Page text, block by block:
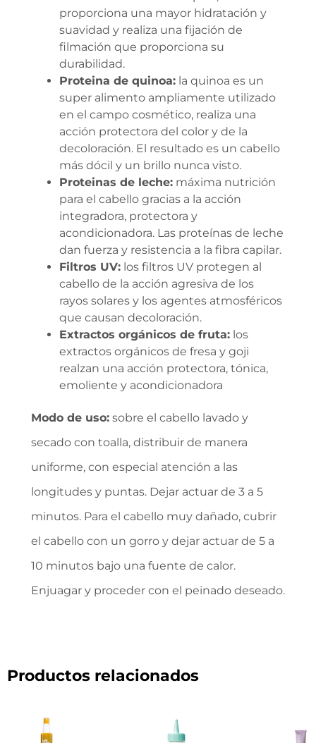
proporciona una mayor hidratación y
suavidad y realiza una fijación de
filmación que proporciona su
durabilidad.
Proteina de quinoa: la quinoa es un
super alimento ampliamente utilizado
en el campo cosmético, realiza una
acción protectora del color y de la
decoloración. El resultado es un cabello
más dócil y un brillo nunca visto.
Proteinas de leche: máxima nutrición
para el cabello gracias a la acción
integradora, protectora y
acondicionadora. Las proteínas de leche
dan fuerza y resistencia a la fibra capilar.
Filtros UV: los filtros UV protegen al
cabello de la acción agresiva de los
rayos solares y los agentes atmosféricos
que causan decoloración.
Extractos orgánicos de fruta: los
extractos orgánicos de fresa y goji
realzan una acción protectora, tónica,
emoliente y acondicionadora
Modo de uso: sobre el cabello lavado y
secado con toalla, distribuir de manera
uniforme, con especial atención a las
longitudes y puntas. Dejar actuar de 3 a 5
minutos. Para el cabello muy dañado, cubrir
el cabello con un gorro y dejar actuar de 5 a
10 minutos bajo una fuente de calor.
Enjuagar y proceder con el peinado deseado.
Productos relacionados